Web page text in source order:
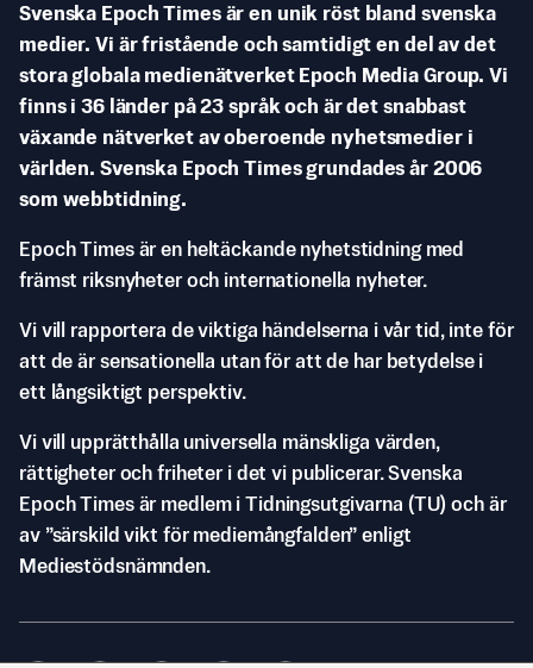
Svenska Epoch Times är en unik röst bland svenska
medier. Vi är fristående och samtidigt en del av det
stora globala medienätverket Epoch Media Group. Vi
finns i 36 länder på 23 språk och är det snabbast
växande nätverket av oberoende nyhetsmedier i
världen. Svenska Epoch Times grundades år 2006
som webbtidning.
Epoch Times är en heltäckande nyhetstidning med
främst riksnyheter och internationella nyheter.
Vi vill rapportera de viktiga händelserna i vår tid, inte för
att de är sensationella utan för att de har betydelse i
ett långsiktigt perspektiv.
Vi vill upprätthålla universella mänskliga värden,
rättigheter och friheter i det vi publicerar. Svenska
Epoch Times är medlem i Tidningsutgivarna (TU) och är
av ”särskild vikt för mediemångfalden” enligt
Mediestödsnämnden.